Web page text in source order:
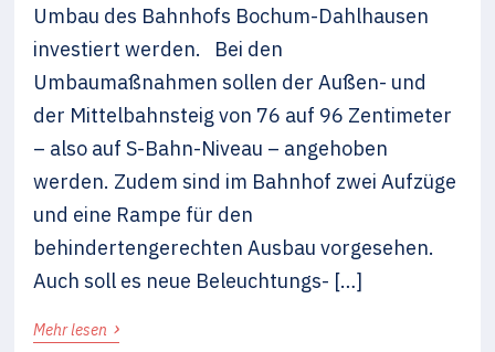
Umbau des Bahnhofs Bochum-Dahlhausen
investiert werden. Bei den
Umbaumaßnahmen sollen der Außen- und
der Mittelbahnsteig von 76 auf 96 Zentimeter
– also auf S-Bahn-Niveau – angehoben
werden. Zudem sind im Bahnhof zwei Aufzüge
und eine Rampe für den
behindertengerechten Ausbau vorgesehen.
Auch soll es neue Beleuchtungs- […]
Mehr lesen ›